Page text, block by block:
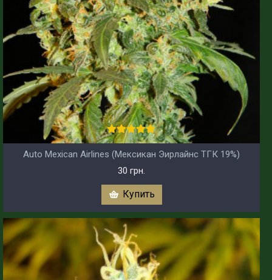
Auto Mexican Airlines (Мексикан Эирлайнс ТГК 19%)
30 грн.
Купить